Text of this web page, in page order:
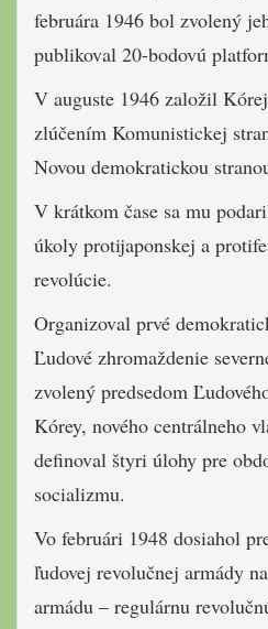
februára 1946 bol zvolený
publikoval 20-bodovú
V auguste 1946 založil
zlúčením Komunistickej
Novou demokratickou
V krátkom čase sa mu
úkoly protijaponskej a
revolúcie.
Organizoval prvé
Ľudové zhromaždenie
zvolený predsedom
Kórey, nového centrálneho
definoval štyri úlohy pre
socializmu.
Vo februári 1948 dosiahol
ľudovej revolučnej armády
armádu – regulárnu